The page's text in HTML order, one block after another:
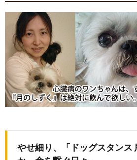
やせ細り、「ドッグスタンス